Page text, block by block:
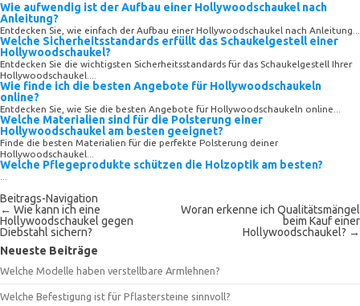
Wie aufwendig ist der Aufbau einer Hollywoodschaukel nach
Anleitung?
Entdecken Sie, wie einfach der Aufbau einer Hollywoodschaukel nach Anleitung...
Welche Sicherheitsstandards erfüllt das Schaukelgestell einer
Hollywoodschaukel?
Entdecken Sie die wichtigsten Sicherheitsstandards für das Schaukelgestell Ihrer
Hollywoodschaukel....
Wie finde ich die besten Angebote für Hollywoodschaukeln
online?
Entdecken Sie, wie Sie die besten Angebote für Hollywoodschaukeln online...
Welche Materialien sind für die Polsterung einer
Hollywoodschaukel am besten geeignet?
Finde die besten Materialien für die perfekte Polsterung deiner
Hollywoodschaukel...
Welche Pflegeprodukte schützen die Holzoptik am besten?
Beitrags-Navigation
← Wie kann ich eine
Hollywoodschaukel gegen
Diebstahl sichern?
Woran erkenne ich Qualitätsmängel
beim Kauf einer
Hollywoodschaukel? →
Neueste Beiträge
Welche Modelle haben verstellbare Armlehnen?
Welche Befestigung ist für Pflastersteine sinnvoll?